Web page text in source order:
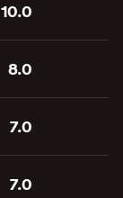
10.0
8.0
7.0
7.0